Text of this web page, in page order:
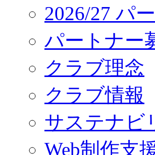
2026/27 パ
パートナー
クラブ理念
クラブ情報
サステナビ
Web制作支